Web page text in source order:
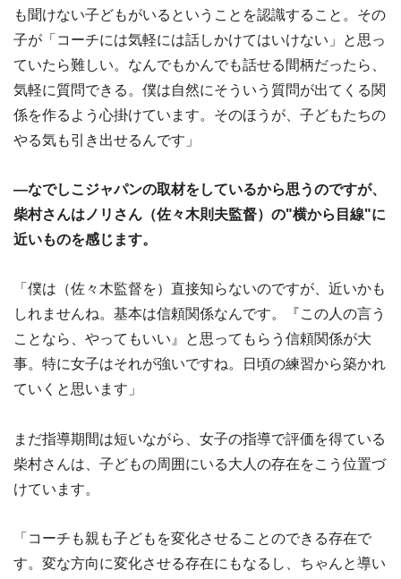
も聞けない子どもがいるということを認識すること。その
子が「コーチには気軽には話しかけてはいけない」と思っ
ていたら難しい。なんでもかんでも話せる間柄だったら、
気軽に質問できる。僕は自然にそういう質問が出てくる関
係を作るよう心掛けています。そのほうが、子どもたちの
やる気も引き出せるんです」
―なでしこジャパンの取材をしているから思うのですが、
柴村さんはノリさん（佐々木則夫監督）の"横から目線"に
近いものを感じます。
「僕は（佐々木監督を）直接知らないのですが、近いかも
しれませんね。基本は信頼関係なんです。『この人の言う
ことなら、やってもいい』と思ってもらう信頼関係が大
事。特に女子はそれが強いですね。日頃の練習から築かれ
ていくと思います」
まだ指導期間は短いながら、女子の指導で評価を得ている
柴村さんは、子どもの周囲にいる大人の存在をこう位置づ
けています。
「コーチも親も子どもを変化させることのできる存在で
す。変な方向に変化させる存在にもなるし、ちゃんと導い